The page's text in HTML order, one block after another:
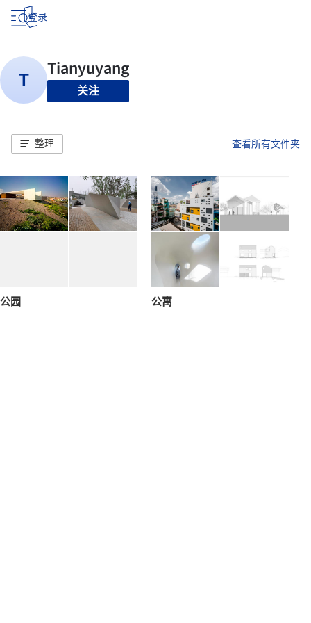
登录
关注
整理 查看所有文件夹
公园 公寓